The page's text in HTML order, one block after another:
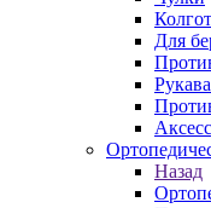
Для
Назад